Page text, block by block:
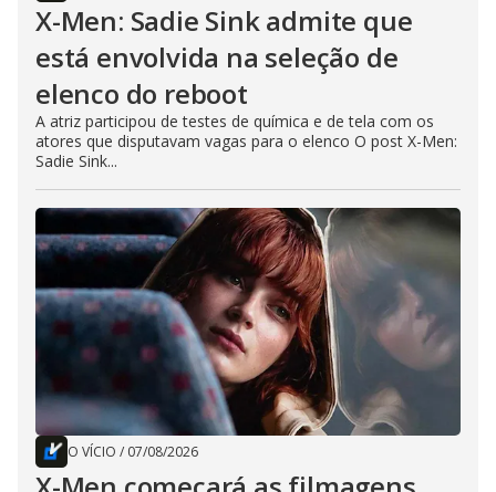
X-Men: Sadie Sink admite que
está envolvida na seleção de
elenco do reboot
A atriz participou de testes de química e de tela com os
atores que disputavam vagas para o elenco O post X-Men:
Sadie Sink...
O VÍCIO / 07/08/2026